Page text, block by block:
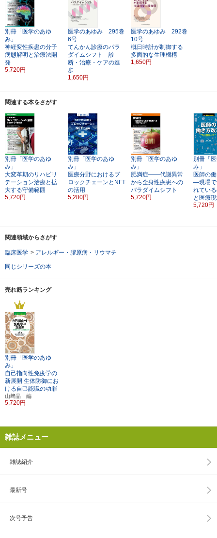
別冊「医学のあゆ
み」
神経変性疾患の分子
病態解明と治療法開
発
5,720円
医学のあゆみ 295巻
6号
てんかん診療のパラ
ダイムシフト ─診
断・治療・ケアの進
歩
1,650円
医学のあゆみ 292巻
10号
概日時計が制御する
多面的な生理機構
1,650円
関連する本をさがす
別冊「医学のあゆ
み」
大変革期のリハビリ
テーション治療と拡
大する守備範囲
5,720円
別冊「医学のあゆ
み」
医療分野におけるブ
ロックチェーンとNFT
の活用
5,280円
別冊「医学のあゆ
み」
肥満症――代謝異常
から全身性疾患への
パラダイムシフト
5,720円
別冊「
み」
医師の
―現場で
れてい
と医療
5,720円
関連領域からさがす
臨床医学 > アレルギー・膠原病・リウマチ
同じシリーズの本
売れ筋ランキング
別冊「医学のあゆ
み」
自己指向性免疫学の
新展開 生体防御にお
ける自己認識の功罪
山﨑晶 編
5,720円
雑誌メニュー
雑誌紹介
最新号
次号予告